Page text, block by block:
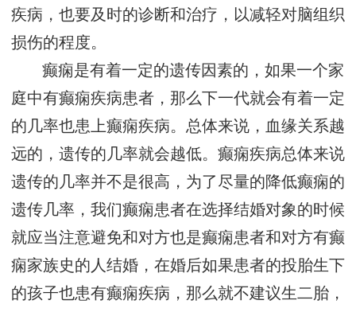
疾病，也要及时的诊断和治疗，以减轻对脑组织
损伤的程度。
癫痫是有着一定的遗传因素的，如果一个家
庭中有癫痫疾病患者，那么下一代就会有着一定
的几率也患上癫痫疾病。总体来说，血缘关系越
远的，遗传的几率就会越低。癫痫疾病总体来说
遗传的几率并不是很高，为了尽量的降低癫痫的
遗传几率，我们癫痫患者在选择结婚对象的时候
就应当注意避免和对方也是癫痫患者和对方有癫
痫家族史的人结婚，在婚后如果患者的投胎生下
的孩子也患有癫痫疾病，那么就不建议生二胎，